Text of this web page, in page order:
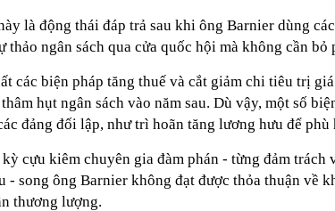
là động thái đáp trả sau khi ông Barnier dùng
thảo ngân sách qua cửa quốc hội mà không cần bỏ
các biện pháp tăng thuế và cắt giảm chi tiêu trị
hụt ngân sách vào năm sau. Dù vậy, một số
đảng đối lập, như trì hoãn tăng lương hưu để phù
cựu kiêm chuyên gia đàm phán - từng đảm
- song ông Barnier không đạt được thỏa thuận về
thương lượng.